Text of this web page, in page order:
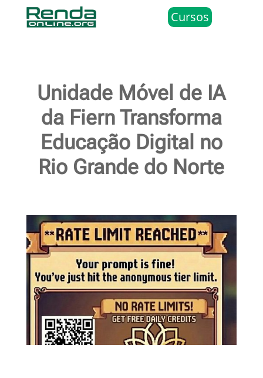
Cursos
Unidade Móvel de IA
da Fiern Transforma
Educação Digital no
Rio Grande do Norte